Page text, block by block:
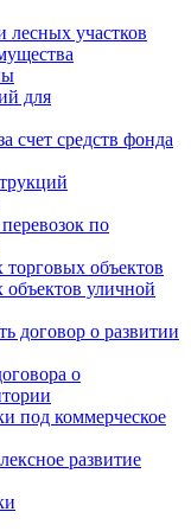
лесных участков
для
счет средств фонда
по
объектов
уличной
договор о развитии
о
под коммерческое
развитие